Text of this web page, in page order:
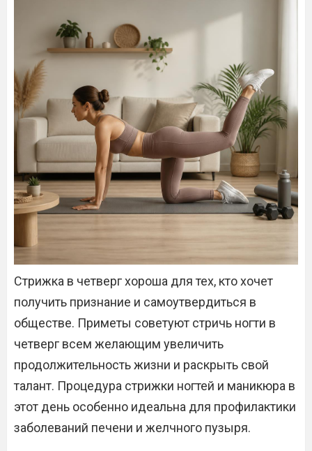
Стрижка в четверг хороша для тех, кто хочет
получить признание и самоутвердиться в
обществе. Приметы советуют стричь ногти в
четверг всем желающим увеличить
продолжительность жизни и раскрыть свой
талант. Процедура стрижки ногтей и маникюра в
этот день особенно идеальна для профилактики
заболеваний печени и желчного пузыря.